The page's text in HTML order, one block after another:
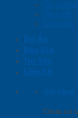
Ốp tường
Vách gỗ
Cửa kính
Dự Án
Báo Giá
Tin Tức
Liên hệ
Giỏ hàng
Chưa có